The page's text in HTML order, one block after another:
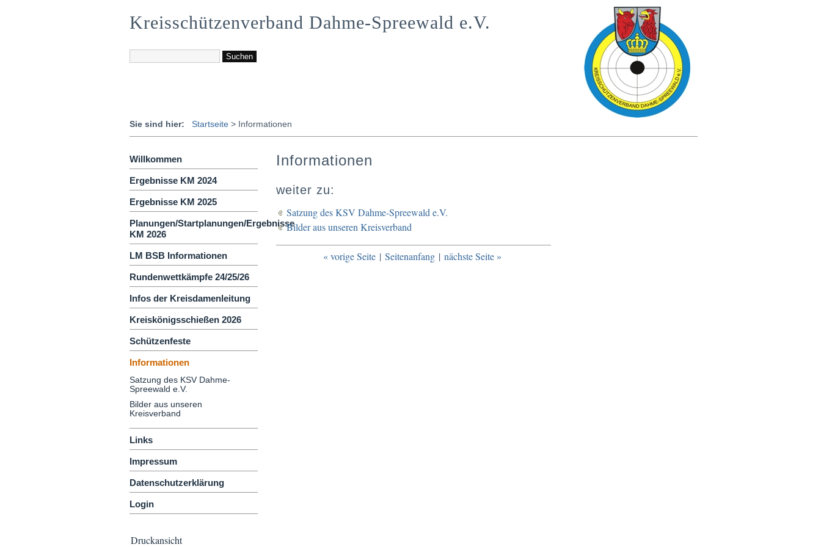
Kreisschützenverband Dahme-Spreewald e.V.
Sie sind hier: Startseite > Informationen
Willkommen
Ergebnisse KM 2024
Ergebnisse KM 2025
Planungen/Startplanungen/Ergebnisse
KM 2026
LM BSB Informationen
Rundenwettkämpfe 24/25/26
Infos der Kreisdamenleitung
Kreiskönigsschießen 2026
Schützenfeste
Informationen
Satzung des KSV Dahme-
Spreewald e.V.
Bilder aus unseren
Kreisverband
Links
Impressum
Datenschutzerklärung
Login
Druckansicht
Informationen
weiter zu:
Satzung des KSV Dahme-Spreewald e.V.
Bilder aus unseren Kreisverband
« vorige Seite | Seitenanfang | nächste Seite »